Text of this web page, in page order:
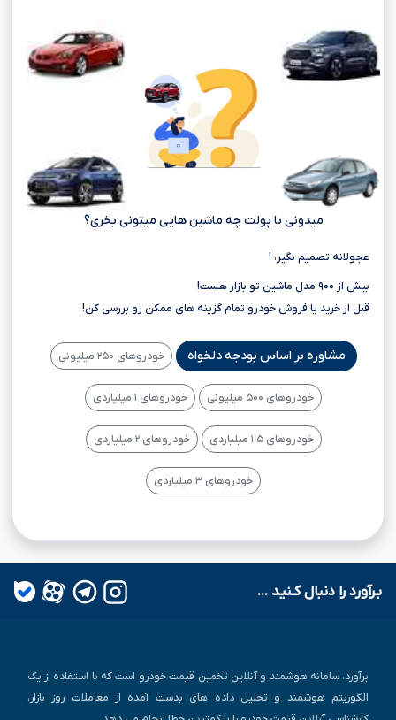
میدونی با پولت چه ماشین هایی میتونی بخری؟
عجولانه تصمیم نگیر، !
بیش از ۹۰۰ مدل ماشین تو بازار هست!
قبل از خرید یا فروش خودرو تمام گزینه های ممکن رو بررسی کن!
مشاوره بر اساس بودجه دلخواه خودروهای ۲۵۰ میلیونی
خودروهای ۵۰۰ میلیونی خودروهای ۱ میلیاردی
خودروهای ۱.۵ میلیاردی خودروهای ۲ میلیاردی
خودروهای ۳ میلیاردی
بـرآورد را دنبال کـنید ...
برآورد، سامانه هوشمند و آنلاین تخمین قیمت خودرو است که با استفاده از یک
الگوریتم هوشمند و تحلیل داده های بدست آمده از معاملات روز بازار،